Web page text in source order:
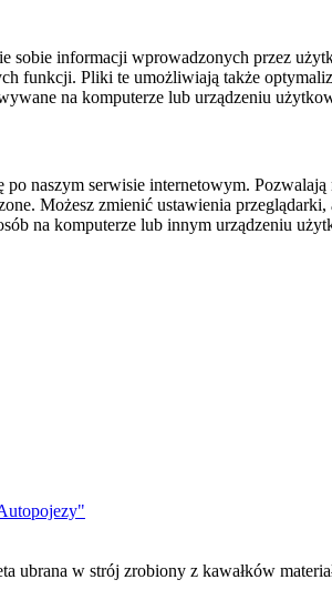
sobie informacji wprowadzonych przez
funkcji. Pliki te umożliwiają także
na komputerze lub urządzeniu
naszym serwisie internetowym.
Możesz zmienić ustawienia
na komputerze lub innym urządzeniu